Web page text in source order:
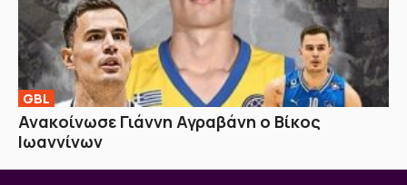
GBL
Ανακοίνωσε Γιάννη Αγραβάνη ο Βίκος
Ιωαννίνων